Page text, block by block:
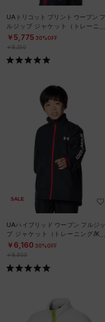
UAトリコット プリント ウーブン フ
ルジップ ジャケット（トレーニン
グ/KIDS）
￥5,775 30%OFF
￥8,250
SALE
UAハイブリッド ウーブン フルジッ
プ ジャケット（トレーニング/KID
S）
￥6,160 30%OFF
￥8,800